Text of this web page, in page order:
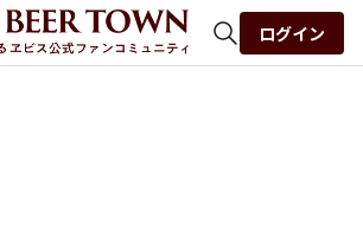
ログイン